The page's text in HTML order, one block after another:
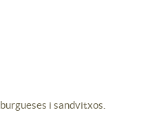
i sandvitxos.